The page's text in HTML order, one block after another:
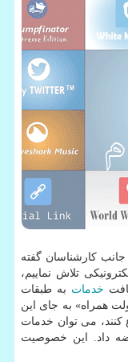
جانب کارشناسان گفته
تلاش نماییم،
خدمات به طبقات
همراه» به جای این
کنند، می توان خدمات
داد. این خصوصیت